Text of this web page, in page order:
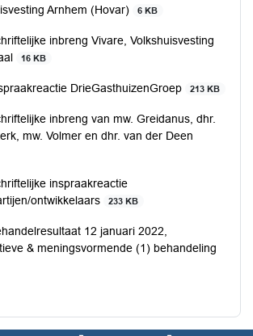
Arnhem (Hovar)
6 KB
inbreng Vivare, Volkshuisvesting
16 KB
DrieGasthuizenGroep 213 KB
inbreng van mw. Greidanus, dhr.
mw. Volmer en dhr. van der Deen
inspraakreactie
ontwikkelaars
233 KB
12 januari 2022,
& meningsvormende (1) behandeling